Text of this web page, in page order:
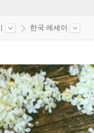
한국 에세이